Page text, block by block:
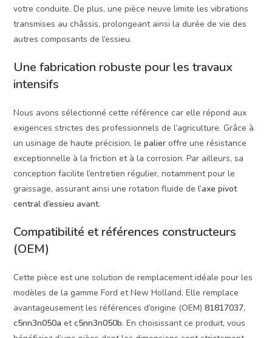
votre conduite. De plus, une pièce neuve limite les vibrations
transmises au châssis, prolongeant ainsi la durée de vie des
autres composants de l’essieu.
Une fabrication robuste pour les travaux
intensifs
Nous avons sélectionné cette référence car elle répond aux
exigences strictes des professionnels de l’agriculture. Grâce à
un usinage de haute précision, lepalier offre une résistance
exceptionnelle à la friction et à la corrosion. Par ailleurs, sa
conception facilite l’entretien régulier, notamment pour le
graissage, assurant ainsi une rotation fluide de l’axe pivot
central d’essieu avant.
Compatibilité et références constructeurs
(OEM)
Cette pièce est une solution de remplacement idéale pour les
modèles de la gamme Ford et New Holland. Elle remplace
avantageusement les références d’origine (OEM)81817037,
c5nn3n050a etc5nn3n050b. En choisissant ce produit, vous